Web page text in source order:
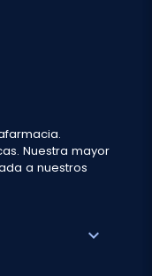
Nuestra mayor
a nuestros
expand_more